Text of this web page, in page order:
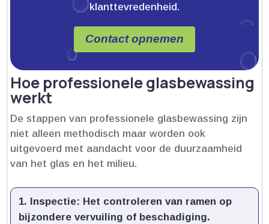
klanttevredenheid.
Contact opnemen
Hoe professionele glasbewassing
werkt
De stappen van professionele glasbewassing zijn
niet alleen methodisch maar worden ook
uitgevoerd met aandacht voor de duurzaamheid
van het glas en het milieu.​
Inspectie: Het controleren van ramen op
bijzondere vervuiling of beschadiging.​